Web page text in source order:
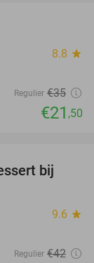
8.8 star
Regulier €35
€21 ,50
37%
bij
9.6 star
Regulier €42